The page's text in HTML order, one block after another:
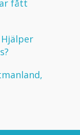
fått